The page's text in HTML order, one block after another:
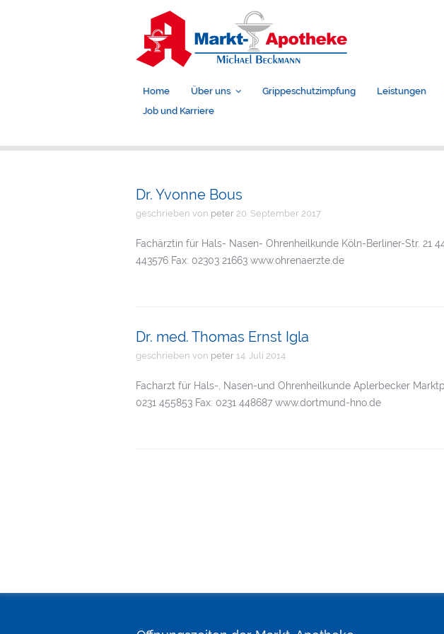
Home Über uns Grippeschutzimpfung Leistungen
Job und Karriere
Dr. Yvonne Bous
geschrieben von peter 20. September 2017
Fachärztin für Hals- Nasen- Ohrenheilkunde Köln-Berliner-Str. 21
443576 Fax: 02303 21663 www.ohrenaerzte.de
Dr. med. Thomas Ernst Igla
geschrieben von peter 14. Juli 2014
Facharzt für Hals-, Nasen-und Ohrenheilkunde Aplerbecker
0231 455853 Fax: 0231 448687 www.dortmund-hno.de